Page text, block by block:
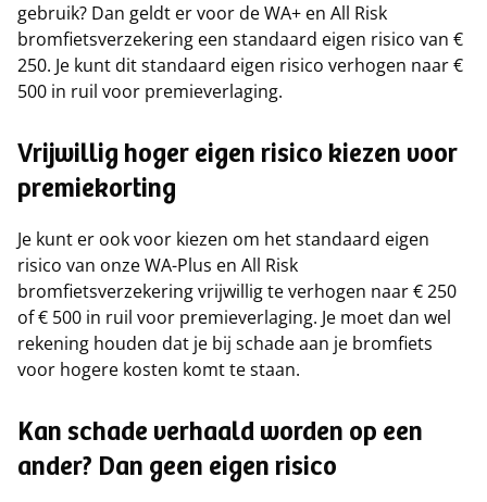
gebruik? Dan geldt er voor de WA+ en All Risk
bromfietsverzekering een standaard eigen risico van €
250. Je kunt dit standaard eigen risico verhogen naar €
500 in ruil voor premieverlaging.
Vrijwillig hoger eigen risico kiezen voor
premiekorting
Je kunt er ook voor kiezen om het standaard eigen
risico van onze WA-Plus en All Risk
bromfietsverzekering vrijwillig te verhogen naar € 250
of € 500 in ruil voor premieverlaging. Je moet dan wel
rekening houden dat je bij schade aan je bromfiets
voor hogere kosten komt te staan.
Kan schade verhaald worden op een
ander? Dan geen eigen risico